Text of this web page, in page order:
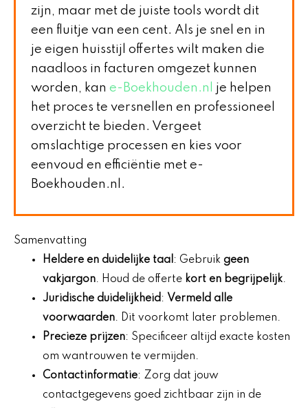
zijn, maar met de juiste tools wordt dit
een fluitje van een cent. Als je snel en in
je eigen huisstijl offertes wilt maken die
naadloos in facturen omgezet kunnen
worden, kan e-Boekhouden.nl
je helpen
het proces te versnellen en professioneel
overzicht te bieden. Vergeet
omslachtige processen en kies voor
eenvoud en efficiëntie met e-
Boekhouden.nl.
Samenvatting
Heldere en duidelijke taal : Gebruik geen
vakjargon. Houd de offerte kort en begrijpelijk.
Juridische duidelijkheid : Vermeld alle
voorwaarden. Dit voorkomt later problemen.
Precieze prijzen: Specificeer altijd exacte kosten
om wantrouwen te vermijden.
Contactinformatie: Zorg dat jouw
contactgegevens goed zichtbaar zijn in de